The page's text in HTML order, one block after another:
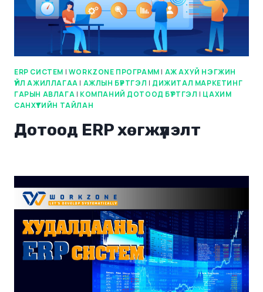
ERP СИСТЕМ | WORKZONE ПРОГРАММ | АЖ АХУЙ НЭГЖИН
ҮЙЛ АЖИЛЛАГАА | АЖЛЫН БҮРТГЭЛ | ДИЖИТАЛ МАРКЕТИНГ
ГАРЫН АВЛАГА | КОМПАНИЙ ДОТООД БҮРТГЭЛ | ЦАХИМ
САНХҮҮГИЙН ТАЙЛАН
Дотоод ERP хөгжүүлэлт